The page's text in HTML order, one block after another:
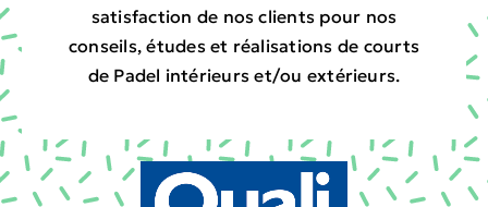
satisfaction de nos clients pour nos
conseils, études et réalisations de courts
de Padel intérieurs et/ou extérieurs.